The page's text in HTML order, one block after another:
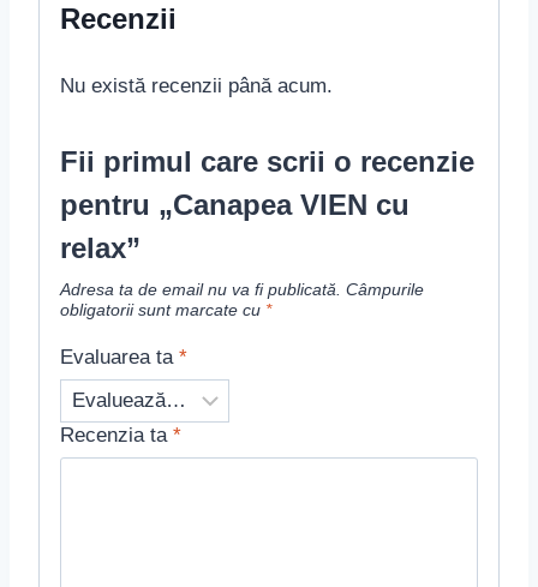
Recenzii
Nu există recenzii până acum.
Fii primul care scrii o recenzie
pentru „Canapea VIEN cu
relax”
Adresa ta de email nu va fi publicată. Câmpurile
obligatorii sunt marcate cu *
Evaluarea ta *
Recenzia ta *